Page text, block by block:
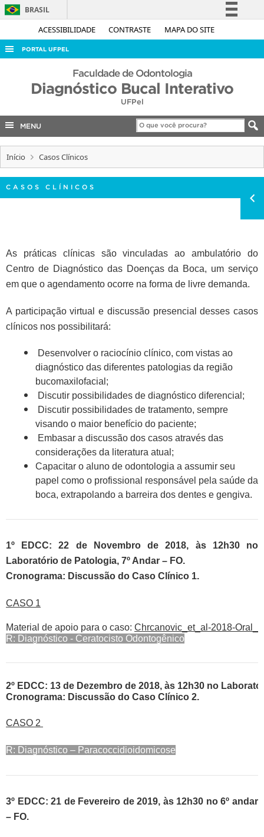
ACESSIBILIDADE CONTRASTE MAPA DO SITE
BRASIL
Simplifique!
Acesso à informação
Canais
PORTAL UFPEL
ACESSO À INFORMAÇÃO
AUDITORIA
CONCURSOS
INTERNACIONAL
OUVIDORIA
Faculdade de Odontologia
Diagnóstico Bucal Interativo
UFPel
MENU
Início Casos Clínicos
CASOS CLÍNICOS
As práticas clínicas são vinculadas ao ambulatório do
Centro de Diagnóstico das Doenças da Boca, um serviço
em que o agendamento ocorre na forma de livre demanda.
A participação virtual e discussão presencial desses casos
clínicos nos possibilitará:
Desenvolver o raciocínio clínico, com vistas ao
diagnóstico das diferentes patologias da região
bucomaxilofacial;
Discutir possibilidades de diagnóstico diferencial;
Discutir possibilidades de tratamento, sempre
visando o maior benefício do paciente;
Embasar a discussão dos casos através das
considerações da literatura atual;
Capacitar o aluno de odontologia a assumir seu
papel como o profissional responsável pela saúde da
boca, extrapolando a barreira dos dentes e gengiva.
1º EDCC: 22 de Novembro de 2018, às 12h30 no
Laboratório de Patologia, 7º Andar – FO.
Cronograma: Discussão do Caso Clínico 1.
CASO 1
Material de apoio para o caso: Chrcanovic_et_al-2018-
R: Diagnóstico - Ceratocisto Odontogênico
2º EDCC: 13 de Dezembro de 2018, às 12h30 no
Cronograma: Discussão do Caso Clínico 2.
CASO 2
R: Diagnóstico – Paracoccidioidomicose
3º EDCC: 21 de Fevereiro de 2019, às 12h30 no 6º andar
– FO.